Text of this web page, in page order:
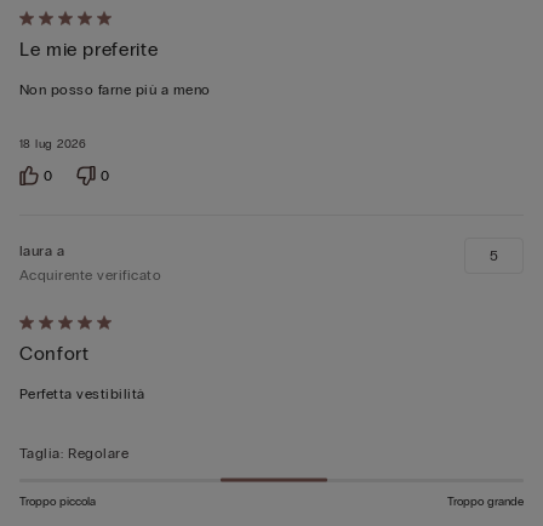
Valutato
5
su
18 lug 2026
Le mie preferite
Non posso farne più a meno
0 0
Valutato
5
su
laura a
Acquirente verificato
Confort
Perfetta vestibilità
5
Taglia: Regolare
Troppo piccola Troppo grande